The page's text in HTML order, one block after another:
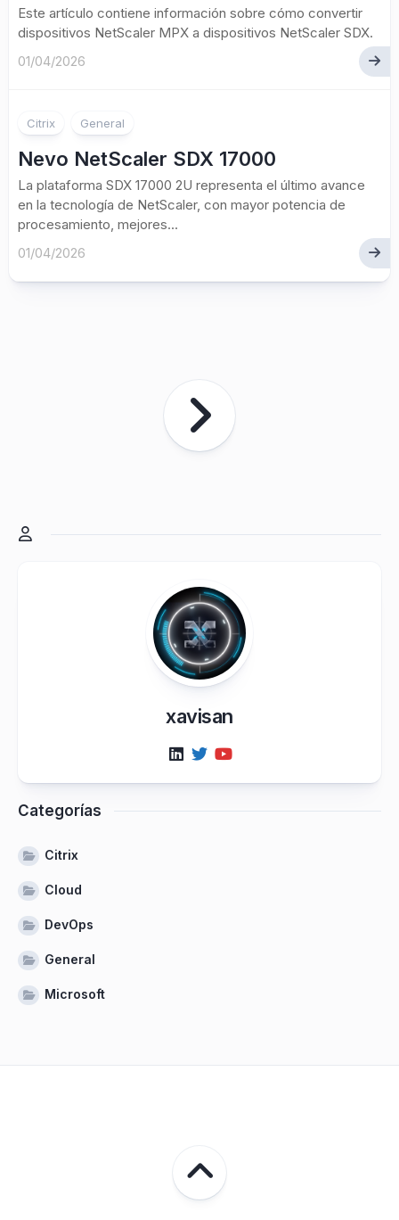
Este artículo contiene información sobre cómo convertir
dispositivos NetScaler MPX a dispositivos NetScaler SDX.
01/04/2026
Citrix General
Nevo NetScaler SDX 17000
La plataforma SDX 17000 2U representa el último avance
en la tecnología de NetScaler, con mayor potencia de
procesamiento, mejores...
01/04/2026
xavisan
Categorías
Citrix
Cloud
DevOps
General
Microsoft